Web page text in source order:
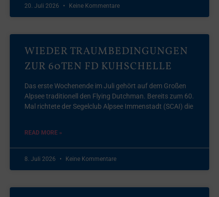
20. Juli 2026 Keine Kommentare
WIEDER TRAUMBEDINGUNGEN
ZUR 60TEN FD KUHSCHELLE
Das erste Wochenende im Juli gehört auf dem Großen
Alpsee traditionell den Flying Dutchman. Bereits zum 60.
Mal richtete der Segelclub Alpsee Immenstadt (SCAI) die
READ MORE »
8. Juli 2026 Keine Kommentare